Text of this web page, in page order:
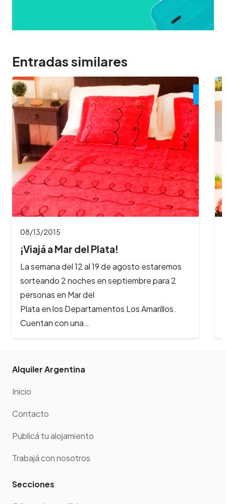
Entradas similares
08/13/2015
¡Viajá a Mar del Plata!
La semana del 12 al 19 de agosto estaremos
sorteando 2 noches en septiembre para 2
personas en Mar del
Plata en los Departamentos Los Amarillos.
Cuentan con una…
Alquiler Argentina
Inicio
Contacto
Publicá tu alojamiento
Trabajá con nosotros
Secciones